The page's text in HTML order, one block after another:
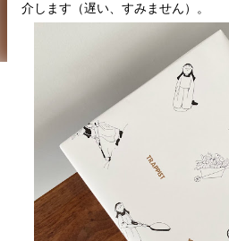
介します（遅い、すみません）。